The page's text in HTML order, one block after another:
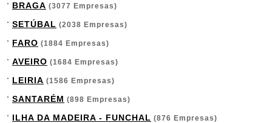
BRAGA (3077 Empresas)
SETÚBAL (2038 Empresas)
FARO (1884 Empresas)
AVEIRO (1684 Empresas)
LEIRIA (1586 Empresas)
SANTARÉM (898 Empresas)
ILHA DA MADEIRA - FUNCHAL (876 Empresas)